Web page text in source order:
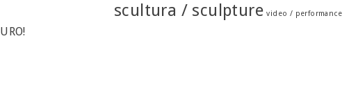
scultura / sculpture video / performance